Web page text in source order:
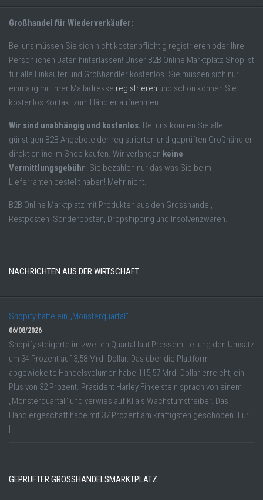
Großhandel für Wiederverkäufer:
Bei uns müssen Sie sich nicht kostenpflichtig registrieren oder Ihre
Persönlichen Daten hinterlassen! Unser B2B Online Marktplatz Shop ist
für alle Einkäufer und Großhändler kostenlos. Sie müssen sich nur
einmalig mit Ihrer Mailadresse registrieren und schon können Sie
kostenlos Kontakt zum Händler aufnehmen.
Wir sind unabhängig und kostenlos. Bei uns können Sie alle
günstigen B2B Angebote der registrierten und geprüften Großhändler
direkt online im Shop kaufen. Wir verlangen keine
Vermittlungsgebühr. Sie bezahlen nur das was Sie beim
Lieferranten bestellt haben! Mehr nicht.
B2B Online Marktplatz mit Produkten aus den Grosshandel,
Restposten, Sonderposten, Dropshipping und Insolvenzwaren.
NACHRICHTEN AUS DER WIRTSCHAFT
Shopify hatte ein „Monsterquartal“
06/08/2026
Shopify steigerte im zweiten Quartal laut Pressemitteilung den Umsatz
um 34 Prozent auf 3,58 Mrd. Dollar. Das über die Plattform
abgewickelte Handelsvolumen habe 115,57 Mrd. Dollar erreicht, ein
Plus von 32 Prozent. Präsident Harley Finkelstein sprach von einem
„Monsterquartal“ und verwies auf KI als Wachstumstreiber. Das
Händlergeschäft habe mit 37 Prozent am kräftigsten geschoben. Für
[…]
GEPRÜFTER GROSSHANDELSMARKTPLATZ